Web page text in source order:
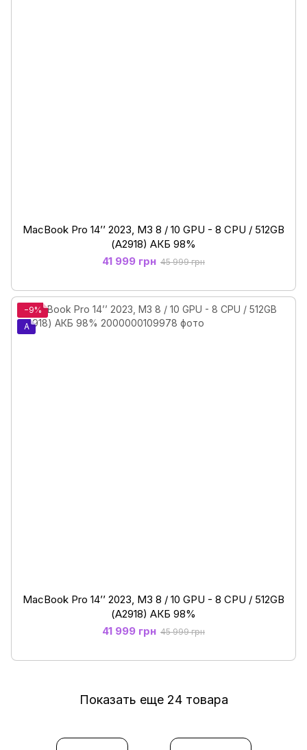
MacBook Pro 14’’ 2023, M3 8 / 10 GPU - 8 CPU / 512GB
(А2918) АКБ 98%
41 999 грн 45 999 грн
−9%
A
MacBook Pro 14’’ 2023, M3 8 / 10 GPU - 8 CPU / 512GB
(А2918) АКБ 98%
41 999 грн 45 999 грн
Показать еще 24 товара